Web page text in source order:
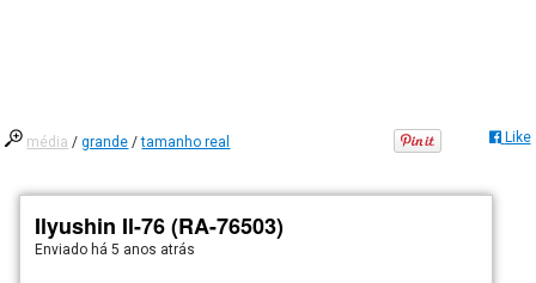
média /grande /tamanho real Like
Ilyushin Il-76 (RA-76503)
Enviado há5 anos atrás